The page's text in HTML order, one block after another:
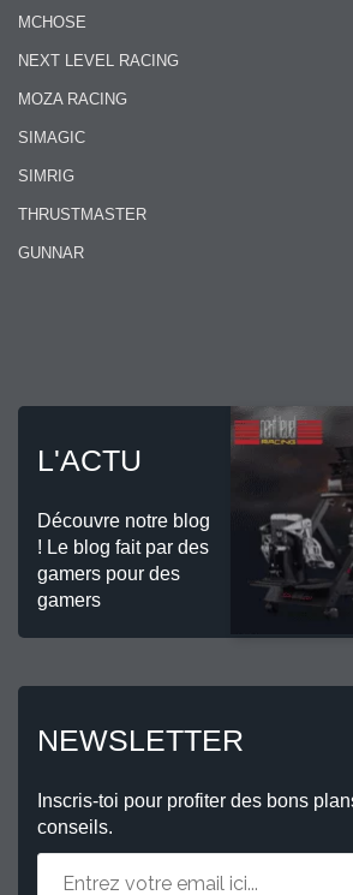
MCHOSE
NEXT LEVEL RACING
MOZA RACING
SIMAGIC
SIMRIG
THRUSTMASTER
GUNNAR
L'ACTU
Découvre notre blog
! Le blog fait par des
gamers pour des
gamers
NEWSLETTER
Inscris-toi pour profiter des bons
conseils.